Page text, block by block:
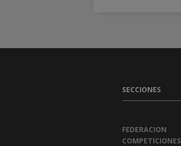
SECCIONES
FEDERACION
COMPETICIONES